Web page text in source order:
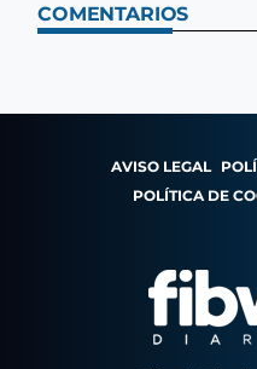
COMENTARIOS
AVISO LEGAL
POLÍTICA DE